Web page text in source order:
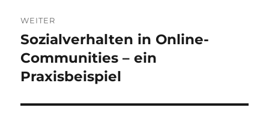
WEITER
Nächster
Beitrag:
Sozialverhalten in Online-
Communities – ein
Praxisbeispiel